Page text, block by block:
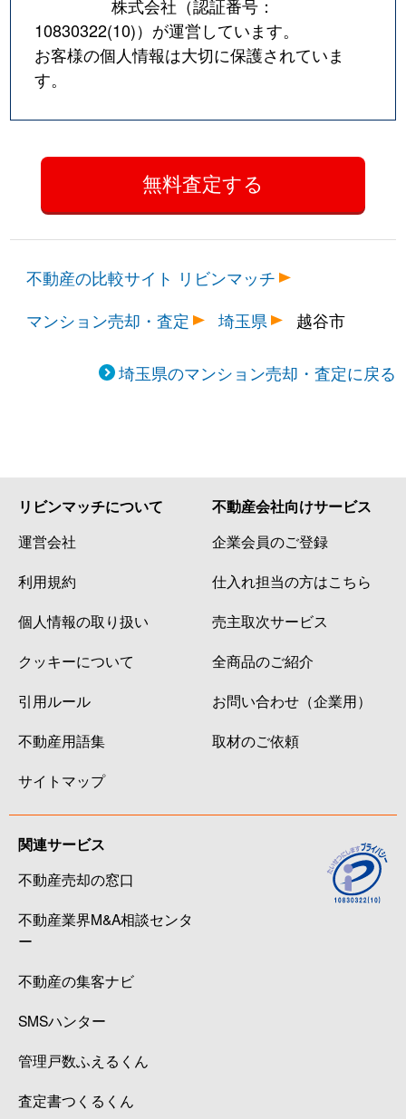
株式会社（認証番号：
10830322(10)）が運営しています。
お客様の個人情報は大切に保護されていま
す。
不動産の比較サイト リビンマッチ
マンション売却・査定
埼玉県 越谷市
埼玉県のマンション売却・査定に戻る
リビンマッチについて
運営会社
利用規約
個人情報の取り扱い
クッキーについて
引用ルール
不動産用語集
サイトマップ
不動産会社向けサービス
企業会員のご登録
仕入れ担当の方はこちら
売主取次サービス
全商品のご紹介
お問い合わせ（企業用）
取材のご依頼
関連サービス
不動産売却の窓口
不動産業界M&A相談センタ
ー
不動産の集客ナビ
SMSハンター
管理戸数ふえるくん
査定書つくるくん